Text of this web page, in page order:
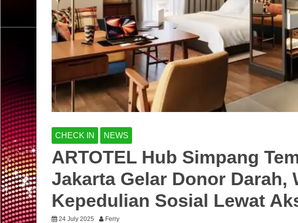
CHECK IN NEWS
ARTOTEL Hub Simpang
Jakarta Gelar Donor Darah,
Kepedulian Sosial Lewat
24 July 2025 Ferry